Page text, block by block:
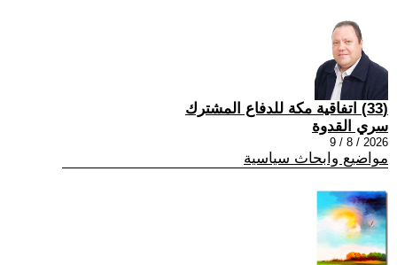
(33) اتفاقية مكة للدفاع المشترك
سري القدوة
2026 / 8 / 9
مواضيع وابحاث سياسية